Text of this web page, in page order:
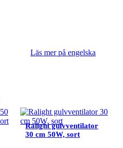
Läs mer på engelska
Ralight gulvventilator
30 cm 50W, sort